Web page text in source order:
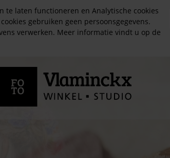
te laten functioneren en Analytische cookies
gebruiken geen persoonsgegevens.
verwerken. Meer informatie vindt u op de